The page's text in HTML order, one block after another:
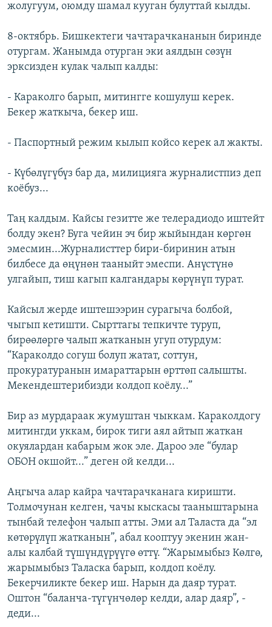
жолугуум, оюмду шамал кууган булуттай кылды.
8-октябрь. Бишкектеги чачтарачкананын биринде
отургам. Жанымда отурган эки аялдын сөзүн
эрксизден кулак чалып калды:
- Караколго барып, митингге кошулуш керек.
Бекер жаткыча, бекер иш.
- Паспортный режим кылып койсо керек ал жакты.
- Күбөлүгүбүз бар да, милицияга журналистпиз деп
коёбуз...
Таң калдым. Кайсы гезитте же телерадиодо иштейт
болду экен? Буга чейин эч бир жыйындан көргөн
эмесмин...Журналисттер бири-биринин атын
билбесе да өңүнөн тааныйт эмеспи. Анүстүнө
улгайып, тиш кагып калгандары көрүнүп турат.
Кайсыл жерде иштешээрин сурагыча болбой,
чыгып кетишти. Сырттагы тепкичте туруп,
бирөөлөргө чалып жатканын угуп отурдум:
“Караколдо согуш болуп жатат, соттун,
прокуратуранын имараттарын өрттөп салышты.
Мекендештерибизди колдоп коёлу...”
Бир аз мурдараак жумуштан чыккам. Караколдогу
митингди уккам, бирок тиги аял айтып жаткан
окуялардан кабарым жок эле. Дароо эле “булар
ОБОН окшойт...” деген ой келди...
Аңгыча алар кайра чачтарачканага киришти.
Толмочунан келген, чачы кыскасы тааныштарына
тынбай телефон чалып атты. Эми ал Таласта да “эл
көтөрүлүп жатканын”, абал кооптуу экенин жан-
алы калбай түшүндүрүүгө өттү. “Жарымыбыз Көлгө,
жарымыбыз Таласка барып, колдоп коёлу.
Бекерчиликте бекер иш. Нарын да даяр турат.
Оштон “баланча-түгүнчөлөр келди, алар даяр”, -
деди...